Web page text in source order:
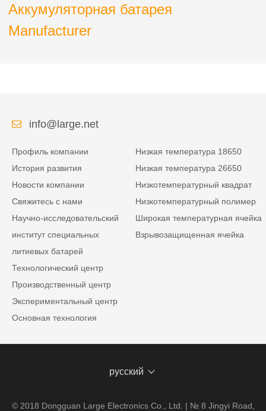
Аккумуляторная батарея
Manufacturer
info@large.net
Профиль компании
История развития
Новости компании
Свяжитесь с нами
Научно-исследовательский
институт специальных
литиевых батарей
Технологический центр
Производственный центр
Экспериментальный центр
Основная технология
Низкая температура 18650
Низкая температура 26650
Низкотемпературный квадрат
Низкотемпературный полимер
Широкая температурная ячейка
Взрывозащищенная ячейка
русский
© 2018 Dongguan Large Electronics Co., Ltd. | № 8 Jingyi Road,